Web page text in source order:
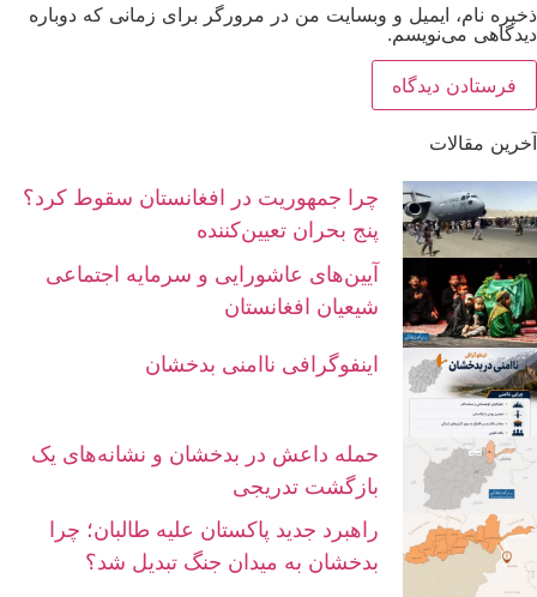
ذخیره نام، ایمیل و وبسایت من در مرورگر برای زمانی که دوباره
دیدگاهی می‌نویسم.
آخرین مقالات
چرا جمهوریت در افغانستان سقوط کرد؟
پنج بحران تعیین‌کننده
آیین‌های عاشورایی و سرمایه اجتماعی
شیعیان افغانستان
اینفوگرافی ناامنی بدخشان
حمله داعش در بدخشان و نشانه‌های یک
بازگشت تدریجی
راهبرد جدید پاکستان علیه طالبان؛ چرا
بدخشان به میدان جنگ تبدیل شد؟